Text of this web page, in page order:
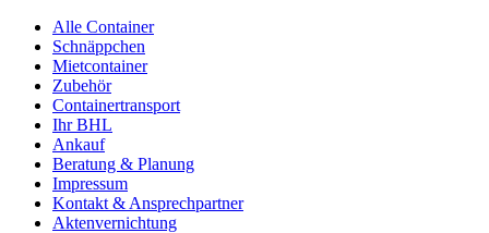
Alle Container
Schnäppchen
Mietcontainer
Zubehör
Containertransport
Ihr BHL
Ankauf
Beratung & Planung
Impressum
Kontakt & Ansprechpartner
Aktenvernichtung